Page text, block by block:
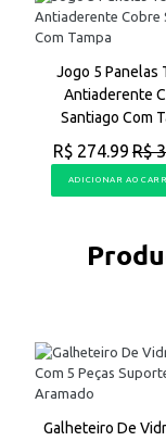
Jogo 5 Panelas
Antiaderente
Santiago Com
R$ 274.99 R$
ADICIONAR AO
Galheteiro De